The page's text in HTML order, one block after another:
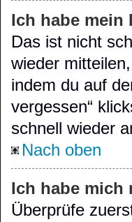
Ich habe mein
Das ist nicht
wieder
indem du auf
vergessen“
schnell wieder
Nach oben
Ich habe mich
Überprüfe